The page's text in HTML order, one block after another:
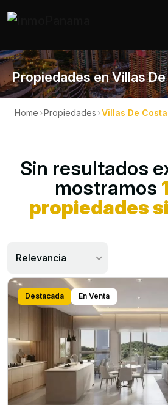
Propiedades en Villas
Home ›Propiedades ›Villas De
Sin resultados
mostramos
propiedades
Relevancia
Destacada En Venta